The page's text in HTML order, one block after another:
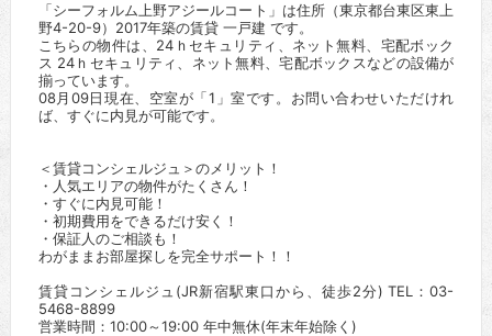
「シーフォルム上野アジールコート」は住所（東京都台東区東上
野4-20-9）2017年築の賃貸 一戸建 です。
こちらの物件は、24ｈセキュリティ、ネット無料、宅配ボック
ス 24ｈセキュリティ、ネット無料、宅配ボックスなどの設備が
揃っています。
08月09日現在、空室が「1」室です。お問い合わせいただけれ
ば、すぐに内見が可能です。
＜賃貸コンシェルジュ＞のメリット！
・人気エリアの物件がたくさん！
・すぐに内見可能！
・初期費用をできるだけ安く！
・保証人のご相談も！
わがままお部屋探しを完全サポート！！
賃貸コンシェルジュ(JR新宿駅東口から、徒歩2分) TEL：03-
5468-8899
営業時間：10:00～19:00 年中無休(年末年始除く)